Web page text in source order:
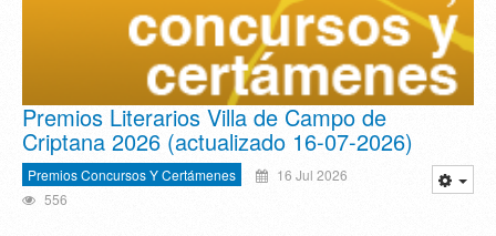
Premios Literarios Villa de Campo de
Criptana 2026 (actualizado 16-07-2026)
Premios Concursos Y Certámenes
16 Jul 2026
556